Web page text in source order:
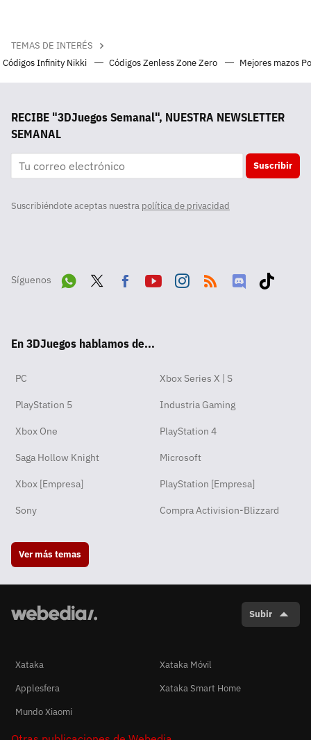
TEMAS DE INTERÉS
Códigos Infinity Nikki
Códigos Zenless Zone Zero Mejores mazos
RECIBE "3DJuegos Semanal", NUESTRA NEWSLETTER
SEMANAL
Suscribir
Suscribiéndote aceptas nuestra política de privacidad
Síguenos
pp
ok
En 3DJuegos hablamos de...
PC Xbox Series X | S
PlayStation 5 Industria Gaming
Xbox One PlayStation 4
Saga Hollow Knight Microsoft
Xbox [Empresa] PlayStation [Empresa]
Sony Compra Activision-Blizzard
Ver más temas
Subir
Xataka
Xataka Móvil
Applesfera
Xataka Smart Home
Mundo Xiaomi